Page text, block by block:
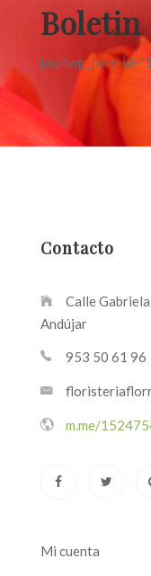
Boletin
[mc4wp_form
Contacto
Calle
Andújar
953 50 61 96
m.me/
Mi cuenta